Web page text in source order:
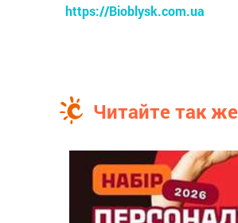
https://Bioblysk.com.ua
Читайте так же